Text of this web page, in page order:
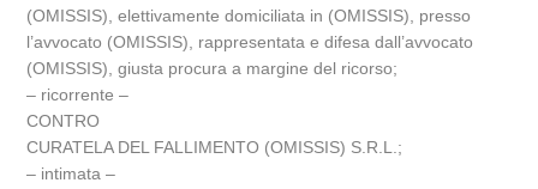
(OMISSIS), elettivamente domiciliata in (OMISSIS), presso
l’avvocato (OMISSIS), rappresentata e difesa dall’avvocato
(OMISSIS), giusta procura a margine del ricorso;
– ricorrente –
CONTRO
CURATELA DEL FALLIMENTO (OMISSIS) S.R.L.;
– intimata –